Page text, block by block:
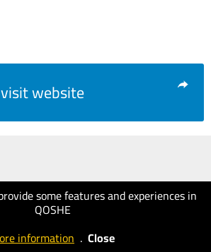
some features and experiences in
QOSHE
information . Close
visit website